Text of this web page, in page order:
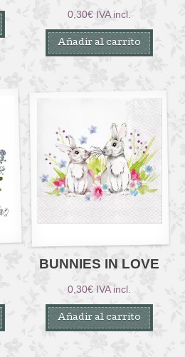
0,30€ IVA incl.
Añadir al carrito
BUNNIES IN LOVE
0,30€ IVA incl.
Añadir al carrito